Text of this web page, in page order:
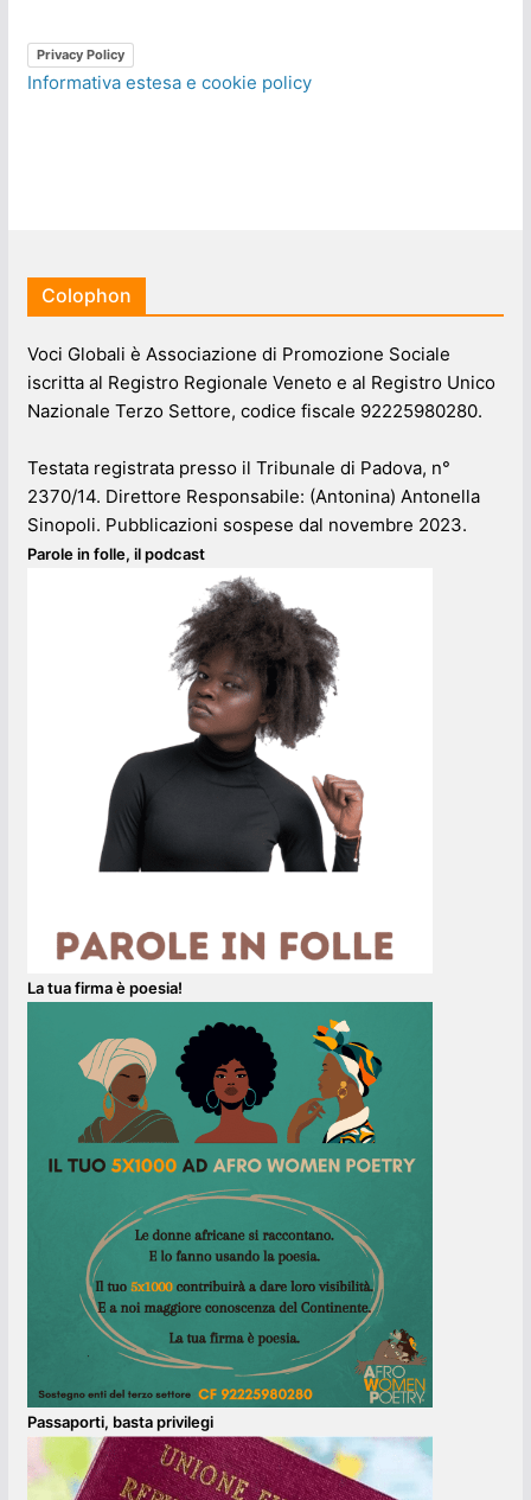
Privacy Policy
Informativa estesa e cookie policy
Colophon
Voci Globali è Associazione di Promozione Sociale
iscritta al Registro Regionale Veneto e al Registro Unico
Nazionale Terzo Settore, codice fiscale 92225980280.
Testata registrata presso il Tribunale di Padova, n°
2370/14. Direttore Responsabile: (Antonina) Antonella
Sinopoli. Pubblicazioni sospese dal novembre 2023.
Parole in folle, il podcast
La tua firma è poesia!
Passaporti, basta privilegi